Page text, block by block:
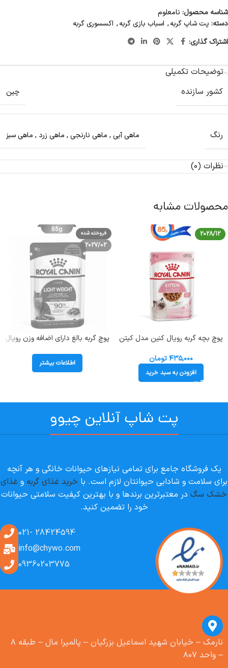
شناسه محصول: نامعلوم
دسته: پت شاپ گربه, اسباب بازی گربه, اکسسوری گربه
اشتراک گذاری:
توضیحات تکمیلی
کشور سازنده
چین
رنگ ماهی آبی , ماهی نارنجی , ماهی زرد , ماهی سبز
نظرات (0)
محصولات مشابه
2028/12
پوچ بچه گربه رویال کنین مدل کیتن
Kitten
۴۳۵,۰۰۰تومان
افزودن به سبد خرید
فروخته شده
2027/02
پوچ گربه بالغ دارای اضافه وزن رویال
اطلاعات بیشتر
پت شاپ آنلاین چیوو
یک فروشگاه جامع برای تمامی نیازهای حیوانات خانگی و هر آنچه
برای سلامت و شادابی حیوانتان لازم است. با خرید غذای گربه و غذای
خشک سگ در معتبرترین برندها و با بهترین کیفیت سلامتی حیوانات
خود را تضمین کنید.
28424594 -021
info@chywo.com
09360203775
نارمک – خیابان شهید اسماعیل بزرگیان – پالمیرا مال – طبقه ۸
– واحد ۸۰۷